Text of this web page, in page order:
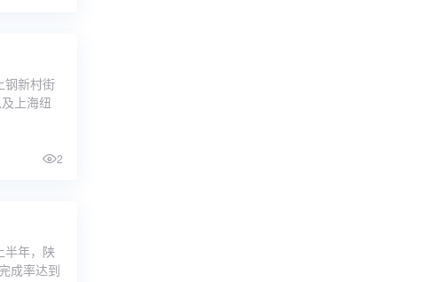
钢新村街
上海纽
2
半年，陕
成率达到